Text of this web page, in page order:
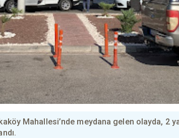
Mahallesi’nde meydana gelen olayda, 2